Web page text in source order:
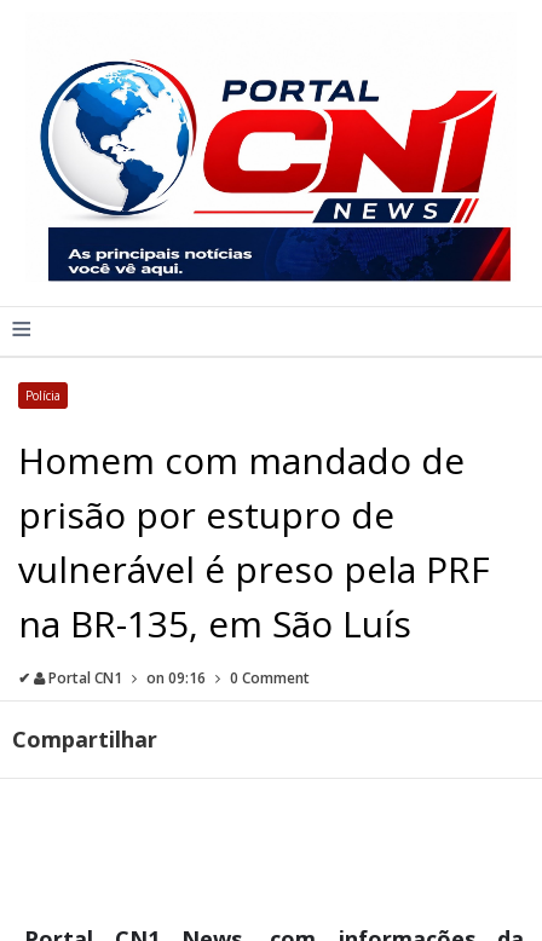
≡
Polícia
Homem com mandado de
prisão por estupro de
vulnerável é preso pela PRF
na BR-135, em São Luís
✔ Portal CN1 on 09:16 0 Comment
Compartilhar